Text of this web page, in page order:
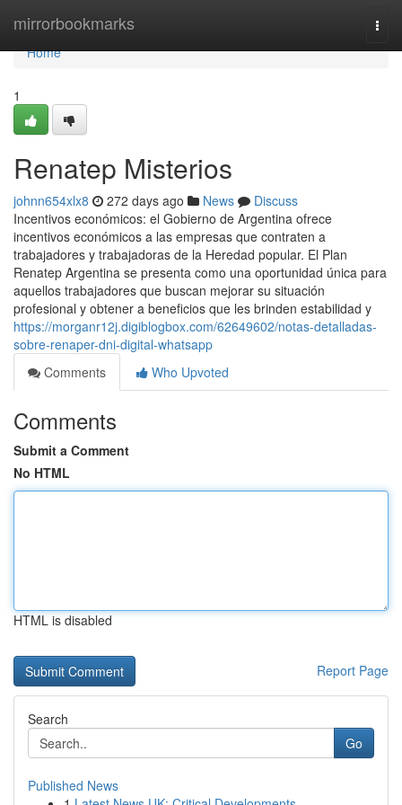
mirrorbookmarks
Home
Home
1
Renatep Misterios
johnn654xlx8 272 days ago News
Discuss
Incentivos económicos: el Gobierno de Argentina ofrece
incentivos económicos a las empresas que contraten a
trabajadores y trabajadoras de la Heredad popular. El Plan
Renatep Argentina se presenta como una oportunidad única para
aquellos trabajadores que buscan mejorar su situación
profesional y obtener a beneficios que les brinden estabilidad y
https://morganr12j.digiblogbox.com/62649602/notas-detalladas-
sobre-renaper-dni-digital-whatsapp
Comments
Who Upvoted
Comments
Submit a Comment
No HTML
HTML is disabled
Report Page
Search
Go
Published News